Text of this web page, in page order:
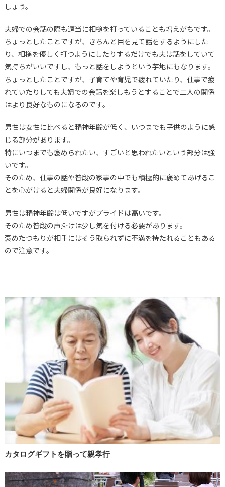
しょう。
夫婦での会話の際も適当に相槌を打っていることも増えがちです。
ちょっとしたことですが、きちんと目を見て話をするようにした
り、相槌を優しく打つようにしたりするだけでも夫は話をしていて
気持ちがいいですし、もっと話をしようという芋地にもなります。
ちょっとしたことですが、子育てや育児で疲れていたり、仕事で疲
れていたりしても夫婦での会話を楽しもうとすることで二人の関係
はより良好なものになるのです。
男性は女性に比べると精神年齢が低く、いつまでも子供のように感
じる部分があります。
特にいつまでも褒められたい、すごいと思われたいという部分は強
いです。
そのため、仕事の話や普段の家事の中でも積極的に褒めてあげるこ
とを心がけると夫婦関係が良好になります。
男性は精神年齢は低いですがプライドは高いです。
そのため普段の声掛けは少し気を付ける必要があります。
褒めたつもりが相手にはそう取られずに不満を持たれることもある
ので注意です。
カタログギフトを贈って親孝行